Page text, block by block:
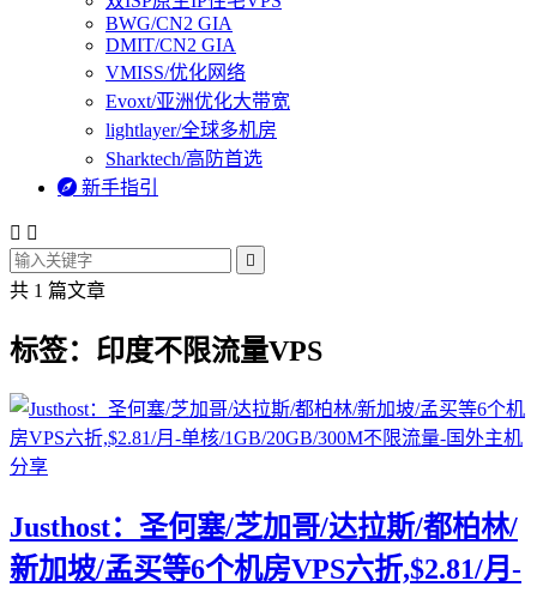
BWG/CN2 GIA
DMIT/CN2 GIA
VMISS/优化网络
Evoxt/亚洲优化大带宽
lightlayer/全球多机房
Sharktech/高防首选
 新手指引
 

共 1 篇文章
标签：印度不限流量VPS
Justhost：圣何塞/芝加哥/达拉斯/都柏林/
新加坡/孟买等6个机房VPS六折,$2.81/月-